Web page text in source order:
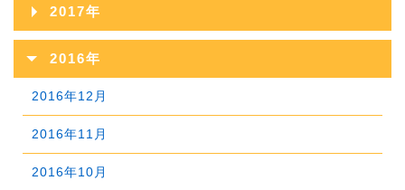
2025年03月
2025年02月
2025年01月
2024年03月
2024年02月
2024年01月
2023年05月
2022年07月
2022年06月
2022年05月
2022年04月
2022年03月
2021年08月
2021年07月
2021年06月
2021年05月
2021年04月
2020年09月
2020年08月
2020年07月
2020年06月
2020年05月
2019年10月
2019年09月
2019年08月
2019年07月
2019年06月
2018年11月
2018年10月
2018年09月
2018年08月
2017年
2017年12月
2016年
2016年12月
2016年11月
2016年10月